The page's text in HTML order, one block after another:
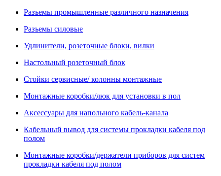
Разъемы промышленные различного назначения
Разъемы силовые
Удлинители, розеточные блоки, вилки
Настольный розеточный блок
Стойки сервисные/ колонны монтажные
Монтажные коробки/люк для установки в пол
Аксессуары для напольного кабель-канала
Кабельный вывод для системы прокладки кабеля под
полом
Монтажные коробки/держатели приборов для систем
прокладки кабеля под полом